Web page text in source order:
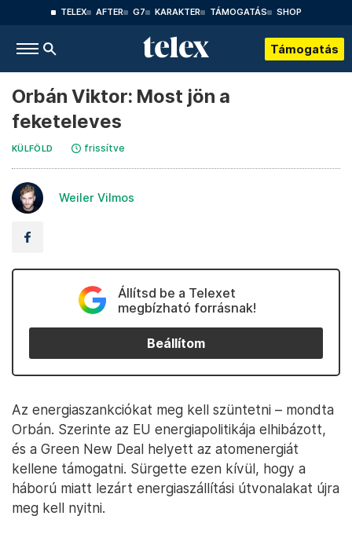
TELEX AFTER G7 KARAKTER TÁMOGATÁS SHOP
Támogatás
Orbán Viktor: Most jön a
feketeleves
KÜLFÖLD frissítve
Weiler Vilmos
Állítsd be a Telexet
megbízható forrásnak!
Beállítom
Az energiaszankciókat meg kell szüntetni – mondta
Orbán. Szerinte az EU energiapolitikája elhibázott,
és a Green New Deal helyett az atomenergiát
kellene támogatni. Sürgette ezen kívül, hogy a
háború miatt lezárt energiaszállítási útvonalakat újra
meg kell nyitni.